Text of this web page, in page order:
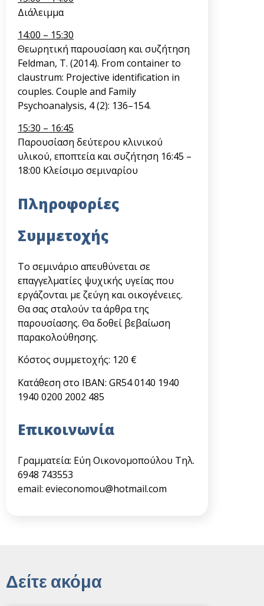
Διάλειμμα
14:00 – 15:30
Θεωρητική παρουσίαση και συζήτηση
Feldman, T. (2014). From container to
claustrum: Projective identification in
couples. Couple and Family
Psychoanalysis, 4 (2): 136–154.
15:30 – 16:45
Παρουσίαση δεύτερου κλινικού
υλικού, εποπτεία και συζήτηση 16:45 –
18:00 Κλείσιμο σεμιναρίου
Πληροφορίες
Συμμετοχής
Το σεμινάριο απευθύνεται σε
επαγγελματίες ψυχικής υγείας που
εργάζονται με ζεύγη και οικογένειες.
Θα σας σταλούν τα άρθρα της
παρουσίασης. Θα δοθεί βεβαίωση
παρακολούθησης.
Κόστος συμμετοχής: 120 €
Κατάθεση στο IBAN: GR54 0140 1940
1940 0200 2002 485
Επικοινωνία
Γραμματεία: Εύη Οικονομοπούλου Τηλ.
6948 743553
email: evieconomou@hotmail.com
Δείτε ακόμα